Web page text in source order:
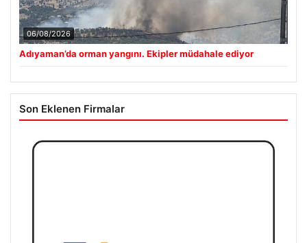
06/08/2026
Adıyaman’da orman yangını. Ekipler müdahale ediyor
Son Eklenen Firmalar